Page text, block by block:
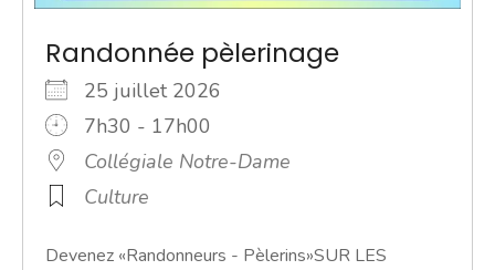
Randonnée pèlerinage
25 juillet 2026
7h30 - 17h00
Collégiale Notre-Dame
Culture
Devenez «Randonneurs - Pèlerins»SUR LES